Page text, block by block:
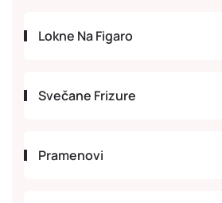
Lokne Na Figaro
Svečane Frizure
Pramenovi